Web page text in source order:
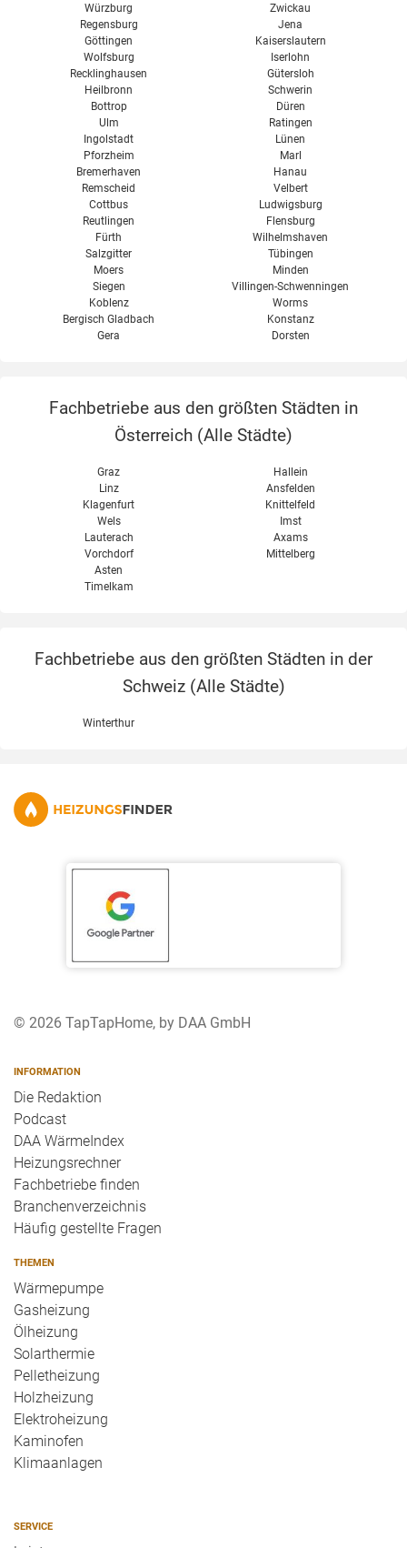
Würzburg
Regensburg
Göttingen
Wolfsburg
Recklinghausen
Heilbronn
Bottrop
Ulm
Ingolstadt
Pforzheim
Bremerhaven
Remscheid
Cottbus
Reutlingen
Fürth
Salzgitter
Moers
Siegen
Koblenz
Bergisch Gladbach
Gera
Zwickau
Jena
Kaiserslautern
Iserlohn
Gütersloh
Schwerin
Düren
Ratingen
Lünen
Marl
Hanau
Velbert
Ludwigsburg
Flensburg
Wilhelmshaven
Tübingen
Minden
Villingen-Schwenningen
Worms
Konstanz
Dorsten
Fachbetriebe aus den größten Städten in
Österreich (Alle Städte)
Graz
Linz
Klagenfurt
Wels
Hallein
Ansfelden
Knittelfeld
Imst
Lauterach
Vorchdorf
Asten
Timelkam
Axams
Mittelberg
Fachbetriebe aus den größten Städten in der
Schweiz (Alle Städte)
Winterthur
© 2026 TapTapHome, by DAA GmbH
INFORMATION
Die Redaktion
Podcast
DAA WärmeIndex
Heizungsrechner
Fachbetriebe finden
Branchenverzeichnis
Häufig gestellte Fragen
THEMEN
Wärmepumpe
Gasheizung
Ölheizung
Solarthermie
Pelletheizung
Holzheizung
Elektroheizung
Kaminofen
Klimaanlagen
SERVICE